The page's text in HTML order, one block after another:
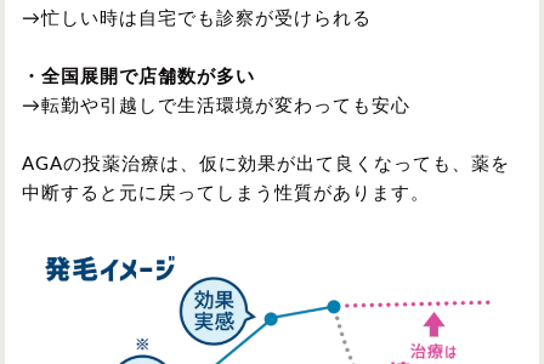
→忙しい時は自宅でも診察が受けられる
・全国展開で店舗数が多い
→転勤や引越しで生活環境が変わっても安心
AGAの投薬治療は、仮に効果が出て良くなっても、薬を
中断すると元に戻ってしまう性質があります。